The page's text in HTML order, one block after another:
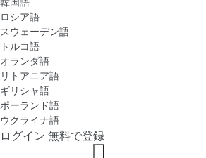
ロシア語
スウェーデン語
トルコ語
オランダ語
リトアニア語
ギリシャ語
ポーランド語
ウクライナ語
ログイン 無料で登録